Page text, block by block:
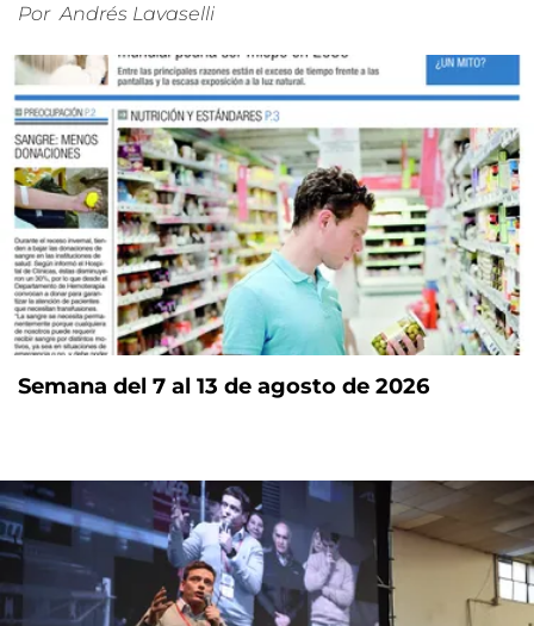
Por Andrés Lavaselli
Semana del 7 al 13 de agosto de 2026